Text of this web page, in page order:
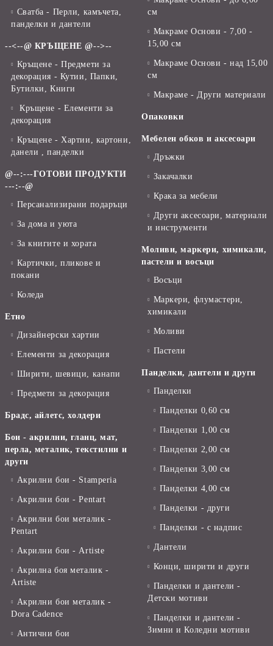
Сватба - Перли, камъчета,
панделки и дантели
--<--@ КРЪЩЕНЕ @-->--
Кръщене - Предмети за
декорация - Кутии, Папки,
Бутилки, Книги
Кръщене - Елементи за
декорация
Кръщене - Хартии, картони,
данели , панделки
@--:---ГОТОВИ ПРОДУКТИ
---:--@
Персанализирани подаръци
За дома и уюта
За книгите и хората
Картички, пликове и
покани
Коледа
Етно
Дизайнерски хартии
Елементи за декорация
Ширити, шевици, канапи
Предмети за декорация
Брадс, айлетс, холдери
Бои - акрилни, гланц, мат,
перла, металик, текстилни и
други
Акрилни бои - Stamperia
Акрилни бои - Pentart
Акрилни бои металик -
Pentart
Акрилни бои - Artiste
Акрилна боя металик -
Artiste
Акрилни бои металик -
Dora Cadence
Антични бои
см
Макраме Основи - 7,00 -
15,00 см
Макраме Основи - над 15,00
см
Макраме - Други материали
Опаковки
Мебелен обков и аксесоари
Дръжки
Закачалки
Крака за мебели
Други аксесоари, материали
и инструменти
Моливи, маркери, химикали,
пастели и восъци
Восъци
Маркери, флумастери,
химикали
Моливи
Пастели
Панделки, дантели и други
Панделки
Панделки 0,60 см
Панделки 1,00 см
Панделки 2,00 см
Панделки 3,00 см
Панделки 4,00 см
Панделки - други
Панделки - с надпис
Дантели
Конци, ширити и други
Панделки и дантели -
Детски мотиви
Панделки и дантели -
Зимни и Коледни мотиви